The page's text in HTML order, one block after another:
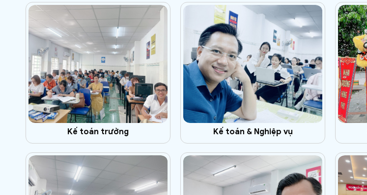
Kế toán trưởng Kế toán & Nghiệp vụ